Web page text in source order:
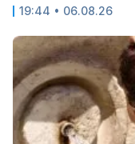
19:44 • 06.08.26